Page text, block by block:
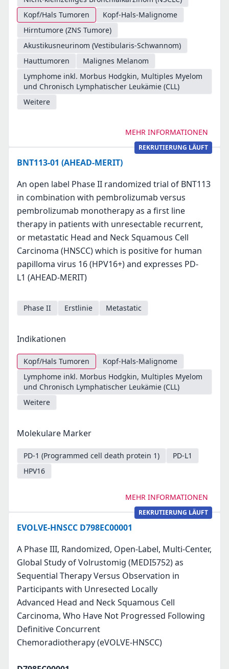
Kopf/Hals Tumoren
Kopf-Hals-Malignome
Hirntumore (ZNS Tumore)
Akustikusneurinom (Vestibularis-Schwannom)
Hauttumoren
Malignes Melanom
Lymphome inkl. Morbus Hodgkin, Multiples Myelom
und Chronisch Lymphatischer Leukämie (CLL)
Weitere
MEHR INFORMATIONEN
REKRUTIERUNG LÄUFT
BNT113-01 (AHEAD-MERIT)
An open label Phase II randomized trial of BNT113
in combination with pembrolizumab versus
pembrolizumab monotherapy as a first line
therapy in patients with unresectable recurrent,
or metastatic Head and Neck Squamous Cell
Carcinoma (HNSCC) which is positive for human
papilloma virus 16 (HPV16+) and expresses PD-
L1 (AHEAD-MERIT)
Phase II Erstlinie Metastatic
Indikationen
Kopf/Hals Tumoren
Kopf-Hals-Malignome
Lymphome inkl. Morbus Hodgkin, Multiples Myelom
und Chronisch Lymphatischer Leukämie (CLL)
Weitere
Molekulare Marker
PD-1 (Programmed cell death protein 1)
PD-L1
HPV16
MEHR INFORMATIONEN
REKRUTIERUNG LÄUFT
EVOLVE-HNSCC D798EC00001
A Phase III, Randomized, Open-Label, Multi-Center,
Global Study of Volrustomig (MEDI5752) as
Sequential Therapy Versus Observation in
Participants with Unresected Locally
Advanced Head and Neck Squamous Cell
Carcinoma, Who Have Not Progressed Following
Definitive Concurrent
Chemoradiotherapy (eVOLVE-HNSCC)